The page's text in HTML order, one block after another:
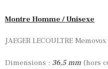
Montre Homme / Unisexe
JAEGER LECOULTRE
Dimensions : 36,5 mm (hors